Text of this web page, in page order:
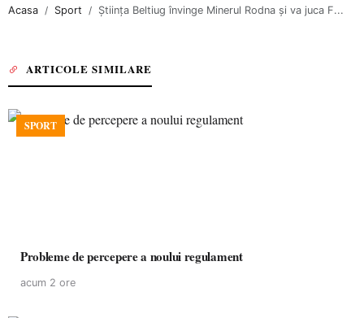
Acasa Sport Ştiinţa Beltiug învinge Minerul Rodna şi va juca F...
ARTICOLE SIMILARE
SPORT
Probleme de percepere a noului regulament
acum 2 ore